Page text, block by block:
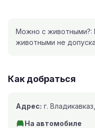
Можно с
животными не
Как добраться
Адрес: г.
На автомобиле